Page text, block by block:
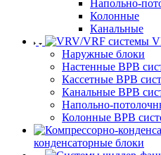
Напольно-
Колонные
Канальные
Наружные блоки
Настенные ВРВ
Кассетные ВРВ
Канальные ВРВ
Напольно-
Колонные ВРВ
конденсаторные блоки